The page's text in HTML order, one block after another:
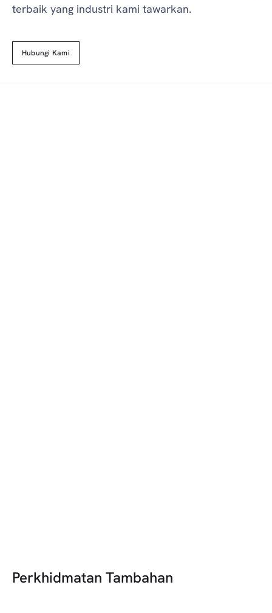
terbaik yang industri kami tawarkan.
Hubungi Kami
Perkhidmatan Tambahan